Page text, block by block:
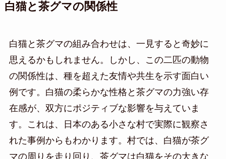
白猫と茶グマの関係性
白猫と茶グマの組み合わせは、一見すると奇妙に
思えるかもしれません。しかし、この二匹の動物
の関係性は、種を超えた友情や共生を示す面白い
例です。白猫の柔らかな性格と茶グマの力強い存
在感が、双方にポジティブな影響を与えていま
す。これは、日本のある小さな村で実際に観察さ
れた事例からもわかります。村では、白猫が茶グ
マの周りを走り回り、茶グマは白猫をその大きな